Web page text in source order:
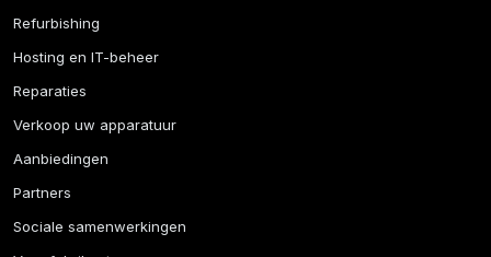
Refurbishing
Hosting en IT-beheer
Reparaties
Verkoop uw apparatuur
Aanbiedingen
Partners
Sociale samenwerkingen